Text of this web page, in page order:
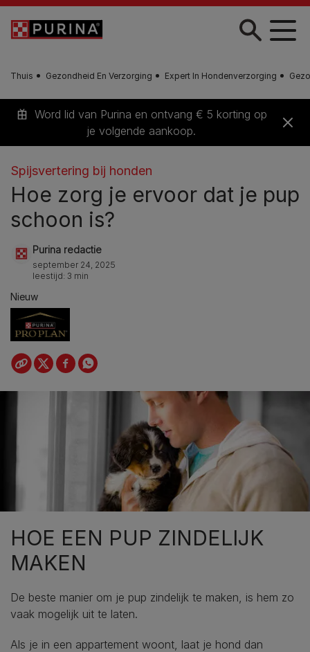
Skip to main content
Thuis Gezondheid En Verzorging Expert In Hondenverzorging
Word lid van Purina en ontvang € 5 korting op
je volgende aankoop.
Spijsvertering bij honden
Hoe zorg je ervoor dat je pup
schoon is?
Purina redactie
september 24, 2025
leestijd: 3 min
Nieuw
HOE EEN PUP ZINDELIJK
MAKEN
De beste manier om je pup zindelijk te maken, is hem zo
vaak mogelijk uit te laten.
Als je in een appartement woont, laat je hond dan